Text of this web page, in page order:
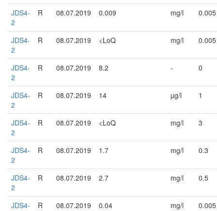
JDS4-
2
R 08.07.2019 0.009 mg/l 0.005
JDS4-
2
R 08.07.2019 <LoQ mg/l 0.005
JDS4-
2
R 08.07.2019 8.2 - 0
JDS4-
2
R 08.07.2019 14 µg/l 1
JDS4-
2
R 08.07.2019 <LoQ mg/l 3
JDS4-
2
R 08.07.2019 1.7 mg/l 0.3
JDS4-
2
R 08.07.2019 2.7 mg/l 0.5
JDS4-
R 08.07.2019 0.04 mg/l 0.005